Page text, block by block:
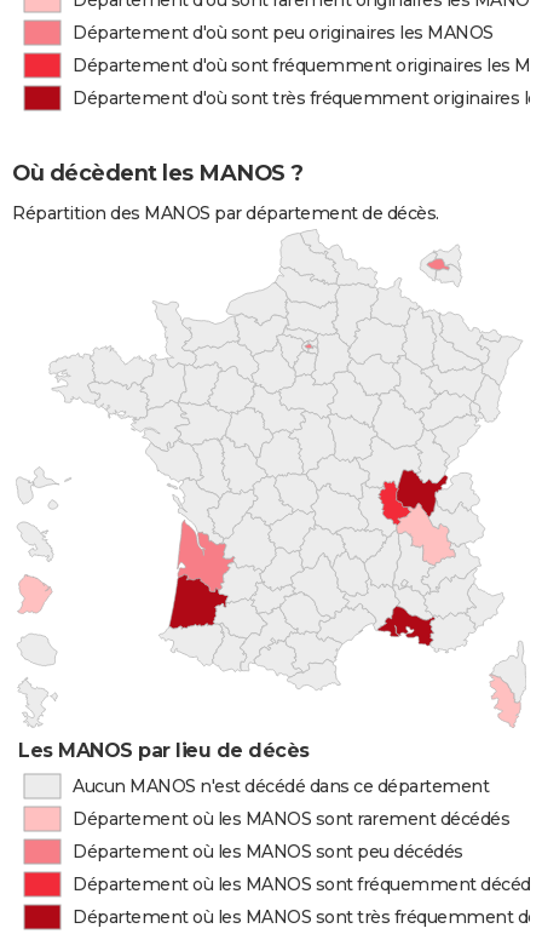
Département d'où sont peu originaires les MANOS
Département d'où sont fréquemment originaires les
Département d'où sont très fréquemment originaires
Où décèdent les MANOS ?
Répartition des MANOS par département de décès.
Les MANOS par lieu de décès
Aucun MANOS n'est décédé dans ce département
Département où les MANOS sont rarement décédés
Département où les MANOS sont peu décédés
Département où les MANOS sont fréquemment
Département où les MANOS sont très fréquemment